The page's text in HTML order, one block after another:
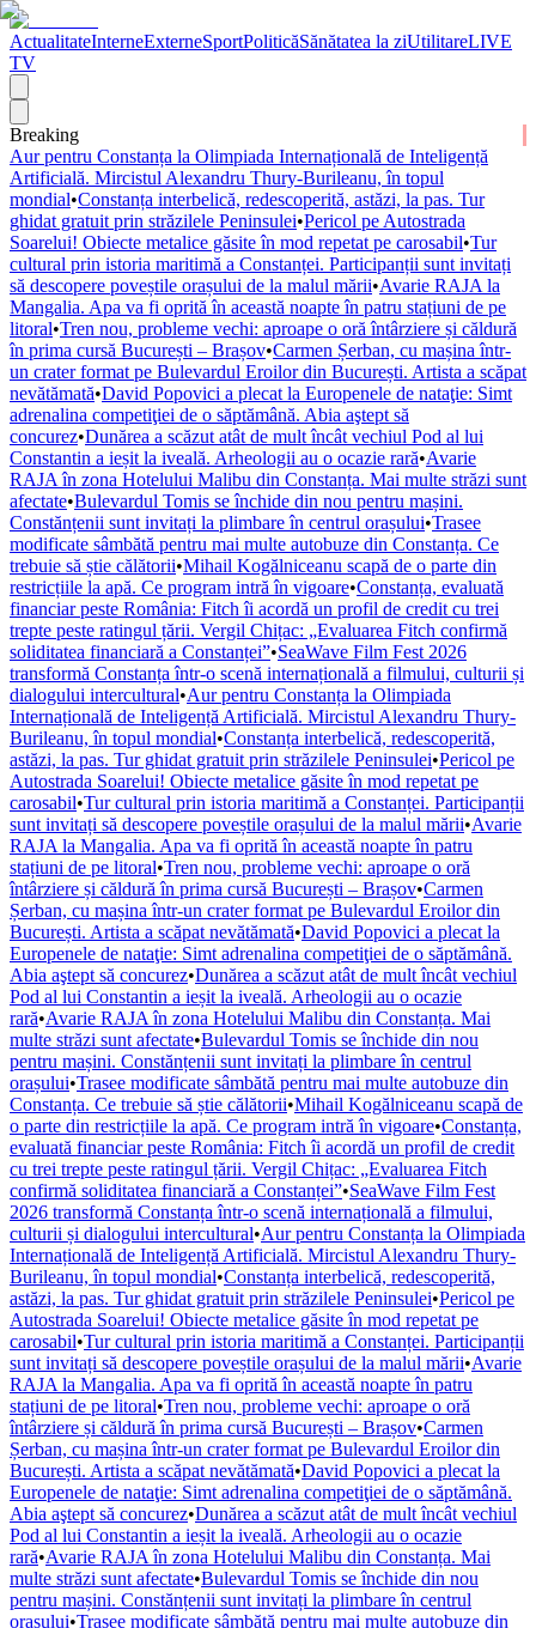
ActualitateInterneExterneSportPoliticăSănătatea la ziUtilitareLIVE
TV
Breaking
Aur pentru Constanța la Olimpiada Internațională de Inteligență
Artificială. Mircistul Alexandru Thury-Burileanu, în topul
mondial•Constanța interbelică, redescoperită, astăzi, la pas. Tur
ghidat gratuit prin străzilele Peninsulei•Pericol pe Autostrada
Soarelui! Obiecte metalice găsite în mod repetat pe carosabil•Tur
cultural prin istoria maritimă a Constanței. Participanții sunt invitați
să descopere poveștile orașului de la malul mării•Avarie RAJA la
Mangalia. Apa va fi oprită în această noapte în patru stațiuni de pe
litoral•Tren nou, probleme vechi: aproape o oră întârziere și căldură
în prima cursă București – Brașov•Carmen Șerban, cu mașina într-
un crater format pe Bulevardul Eroilor din București. Artista a scăpat
nevătămată•David Popovici a plecat la Europenele de nataţie: Simt
adrenalina competiţiei de o săptămână. Abia aştept să
concurez•Dunărea a scăzut atât de mult încât vechiul Pod al lui
Constantin a ieșit la iveală. Arheologii au o ocazie rară•Avarie
RAJA în zona Hotelului Malibu din Constanța. Mai multe străzi sunt
afectate•Bulevardul Tomis se închide din nou pentru mașini.
Constănțenii sunt invitați la plimbare în centrul orașului•Trasee
modificate sâmbătă pentru mai multe autobuze din Constanța. Ce
trebuie să știe călătorii•Mihail Kogălniceanu scapă de o parte din
restricțiile la apă. Ce program intră în vigoare•Constanța, evaluată
financiar peste România: Fitch îi acordă un profil de credit cu trei
trepte peste ratingul țării. Vergil Chițac: „Evaluarea Fitch confirmă
soliditatea financiară a Constanței”•SeaWave Film Fest 2026
transformă Constanța într-o scenă internațională a filmului, culturii și
dialogului intercultural•Aur pentru Constanța la Olimpiada
Internațională de Inteligență Artificială. Mircistul Alexandru Thury-
Burileanu, în topul mondial•Constanța interbelică, redescoperită,
astăzi, la pas. Tur ghidat gratuit prin străzilele Peninsulei•Pericol pe
Autostrada Soarelui! Obiecte metalice găsite în mod repetat pe
carosabil•Tur cultural prin istoria maritimă a Constanței. Participanții
sunt invitați să descopere poveștile orașului de la malul mării•Avarie
RAJA la Mangalia. Apa va fi oprită în această noapte în patru
stațiuni de pe litoral•Tren nou, probleme vechi: aproape o oră
întârziere și căldură în prima cursă București – Brașov•Carmen
Șerban, cu mașina într-un crater format pe Bulevardul Eroilor din
București. Artista a scăpat nevătămată•David Popovici a plecat la
Europenele de nataţie: Simt adrenalina competiţiei de o săptămână.
Abia aştept să concurez•Dunărea a scăzut atât de mult încât vechiul
Pod al lui Constantin a ieșit la iveală. Arheologii au o ocazie
rară•Avarie RAJA în zona Hotelului Malibu din Constanța. Mai
multe străzi sunt afectate•Bulevardul Tomis se închide din nou
pentru mașini. Constănțenii sunt invitați la plimbare în centrul
orașului•Trasee modificate sâmbătă pentru mai multe autobuze din
Constanța. Ce trebuie să știe călătorii•Mihail Kogălniceanu scapă de
o parte din restricțiile la apă. Ce program intră în vigoare•Constanța,
evaluată financiar peste România: Fitch îi acordă un profil de credit
cu trei trepte peste ratingul țării. Vergil Chițac: „Evaluarea Fitch
confirmă soliditatea financiară a Constanței”•SeaWave Film Fest
2026 transformă Constanța într-o scenă internațională a filmului,
culturii și dialogului intercultural•Aur pentru Constanța la Olimpiada
Internațională de Inteligență Artificială. Mircistul Alexandru Thury-
Burileanu, în topul mondial•Constanța interbelică, redescoperită,
astăzi, la pas. Tur ghidat gratuit prin străzilele Peninsulei•Pericol pe
Autostrada Soarelui! Obiecte metalice găsite în mod repetat pe
carosabil•Tur cultural prin istoria maritimă a Constanței. Participanții
sunt invitați să descopere poveștile orașului de la malul mării•Avarie
RAJA la Mangalia. Apa va fi oprită în această noapte în patru
stațiuni de pe litoral•Tren nou, probleme vechi: aproape o oră
întârziere și căldură în prima cursă București – Brașov•Carmen
Șerban, cu mașina într-un crater format pe Bulevardul Eroilor din
București. Artista a scăpat nevătămată•David Popovici a plecat la
Europenele de nataţie: Simt adrenalina competiţiei de o săptămână.
Abia aştept să concurez•Dunărea a scăzut atât de mult încât vechiul
Pod al lui Constantin a ieșit la iveală. Arheologii au o ocazie
rară•Avarie RAJA în zona Hotelului Malibu din Constanța. Mai
multe străzi sunt afectate•Bulevardul Tomis se închide din nou
pentru mașini. Constănțenii sunt invitați la plimbare în centrul
orașului•Trasee modificate sâmbătă pentru mai multe autobuze din